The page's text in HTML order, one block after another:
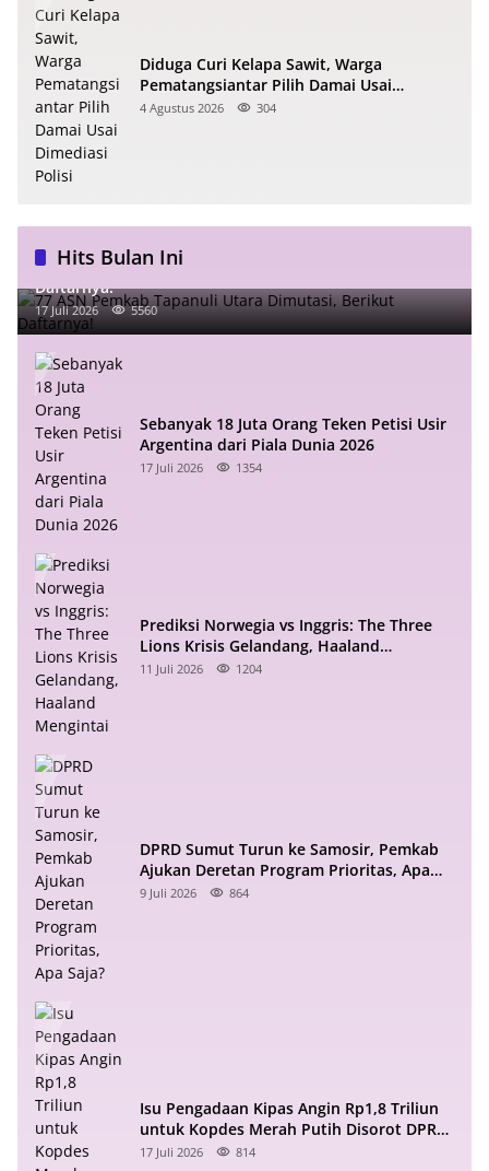
Diduga Curi Kelapa Sawit, Warga
Pematangsiantar Pilih Damai Usai
Dimediasi Polisi
4 Agustus 2026 304
Hits Bulan Ini
77 ASN Pemkab Tapanuli Utara Dimutasi, Berikut
Daftarnya!
17 Juli 2026 5560
Sebanyak 18 Juta Orang Teken Petisi Usir
Argentina dari Piala Dunia 2026
17 Juli 2026 1354
Prediksi Norwegia vs Inggris: The Three
Lions Krisis Gelandang, Haaland
Mengintai
11 Juli 2026 1204
DPRD Sumut Turun ke Samosir, Pemkab
Ajukan Deretan Program Prioritas, Apa
Saja?
9 Juli 2026 864
Isu Pengadaan Kipas Angin Rp1,8 Triliun
untuk Kopdes Merah Putih Disorot DPR
RI
17 Juli 2026 814